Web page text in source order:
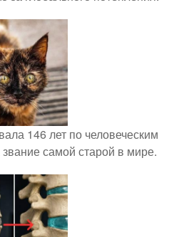
146 лет по человеческим
самой старой в мире.